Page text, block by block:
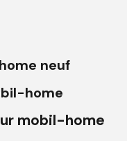
neuf
home
mobil-home